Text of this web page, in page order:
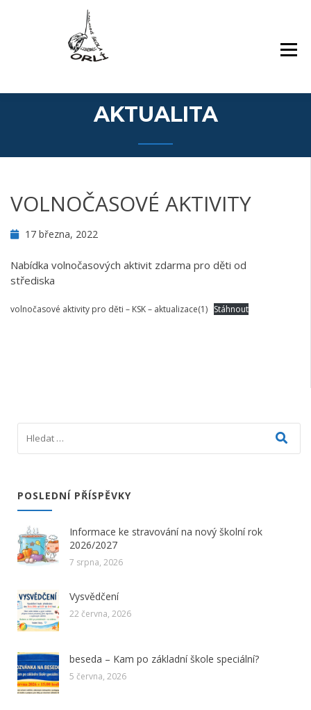
AKTUALITA
VOLNOČASOVÉ AKTIVITY
17 března, 2022
Nabídka volnočasových aktivit zdarma pro děti od
střediska
volnočasové aktivity pro děti – KSK – aktualizace(1) Stáhnout
POSLEDNÍ PŘÍSPĚVKY
Informace ke stravování na nový školní rok
2026/2027
7 srpna, 2026
Vysvědčení
22 června, 2026
beseda – Kam po základní škole speciální?
5 června, 2026